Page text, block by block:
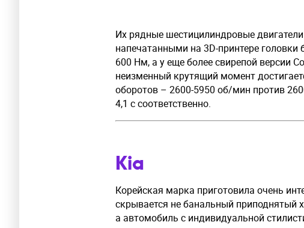
Их рядные шестицилиндровые
напечатанными на 3D-принтере
600 Нм, а у еще более свирепой версии
неизменный крутящий момент
оборотов – 2600-5950 об/мин против
4,1 с соответственно.
Kia
Корейская марка приготовила очень
скрывается не банальный приподнятый
а автомобиль с индивидуальной